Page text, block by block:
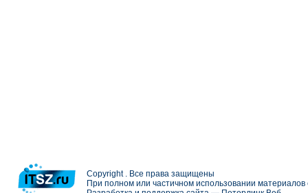
Copyright . Все права защищены
При полном или частичном использовании